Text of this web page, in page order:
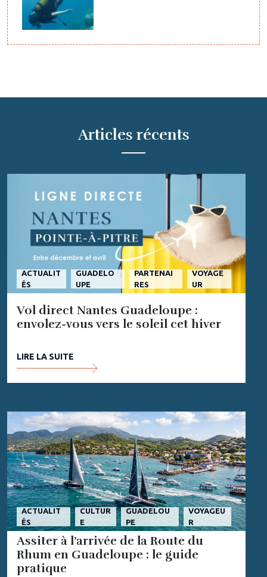
Articles récents
ACTUALIT
ÉS
GUADELO
UPE
PARTENAI
RES
VOYAGE
UR
Vol direct Nantes Guadeloupe :
envolez-vous vers le soleil cet hiver
LIRE LA SUITE
ACTUALIT
ÉS
CULTUR
E
GUADELOU
PE
VOYAGEU
R
Assiter à l’arrivée de la Route du
Rhum en Guadeloupe : le guide
pratique